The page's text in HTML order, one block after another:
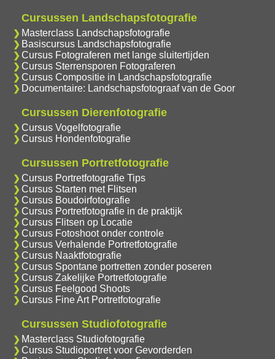
Cursussen Landschapsfotografie
Masterclass Landschapsfotografie
Basiscursus Landschapsfotografie
Cursus Fotograferen met lange sluitertijden
Cursus Sterrensporen Fotograferen
Cursus Compositie in Landschapsfotografie
Documentaire: Landschapsfotograaf van de Goor
Cursussen Dierenfotografie
Cursus Vogelfotografie
Cursus Hondenfotografie
Cursussen Portretfotografie
Cursus Portretfotografie Tips
Cursus Starten met Flitsen
Cursus Boudoirfotografie
Cursus Portretfotografie in de praktijk
Cursus Flitsen op Locatie
Cursus Fotoshoot onder controle
Cursus Verhalende Portretfotografie
Cursus Naaktfotografie
Cursus Spontane portretten zonder poseren
Cursus Zakelijke Portretfotografie
Cursus Feelgood Shoots
Cursus Fine Art Portretfotografie
Cursussen Studiofotografie
Masterclass Studiofotografie
Cursus Studioportret voor Gevorderden